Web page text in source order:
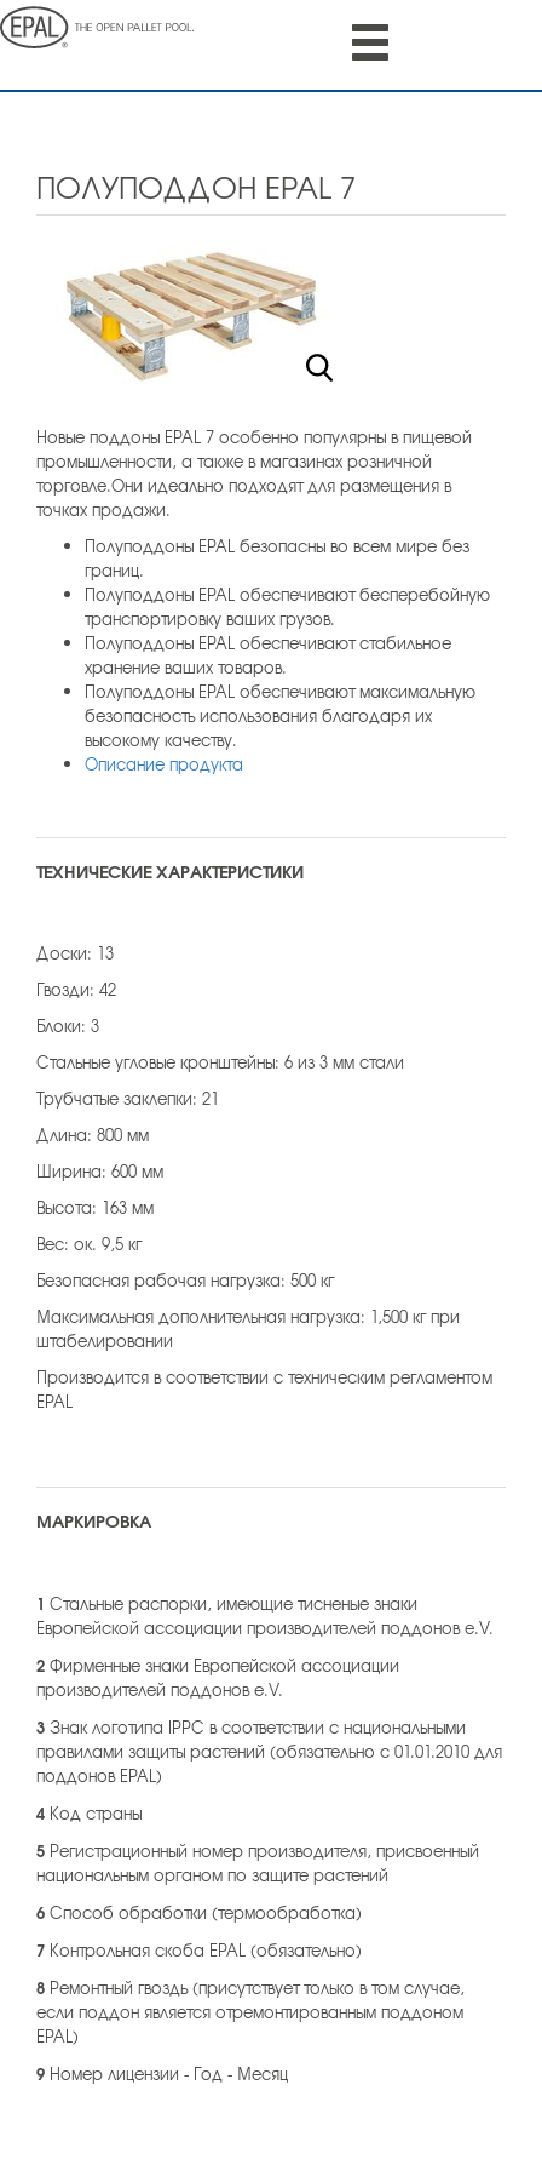
Skip
to
content
ПОЛУПОДДОН EPAL 7
Новые поддоны EPAL 7 особенно популярны в пищевой
промышленности, а также в магазинах розничной
торговле.Они идеально подходят для размещения в
точках продажи.
Полуподдоны EPAL безопасны во всем мире без
границ.
Полуподдоны EPAL обеспечивают бесперебойную
транспортировку ваших грузов.
Полуподдоны EPAL обеспечивают стабильное
хранение ваших товаров.
Полуподдоны EPAL обеспечивают максимальную
безопасность использования благодаря их
высокому качеству.
Описание продукта
ТЕХНИЧЕСКИЕ ХАРАКТЕРИСТИКИ
Доски: 13
Гвозди: 42
Блоки: 3
Стальные угловые кронштейны: 6 из 3 мм стали
Трубчатые заклепки: 21
Длина: 800 мм
Ширина: 600 мм
Высота: 163 мм
Вес: ок. 9,5 кг
Безопасная рабочая нагрузка: 500 кг
Максимальная дополнительная нагрузка: 1,500 кг при
штабелировании
Производится в соответствии с техническим регламентом
EPAL
МАРКИРОВКА
1 Стальные распорки, имеющие тисненые знаки
Европейской ассоциации производителей поддонов e.V.
2 Фирменные знаки Европейской ассоциации
производителей поддонов e.V.
3 Знак логотипа IPPC в соответствии с национальными
правилами защиты растений (обязательно с 01.01.2010 для
поддонов EPAL)
4 Код страны
5 Регистрационный номер производителя, присвоенный
национальным органом по защите растений
6 Способ обработки (термообработка)
7 Контрольная скоба EPAL (обязательно)
8 Ремонтный гвоздь (присутствует только в том случае,
если поддон является отремонтированным поддоном
EPAL)
9 Номер лицензии - Год - Месяц